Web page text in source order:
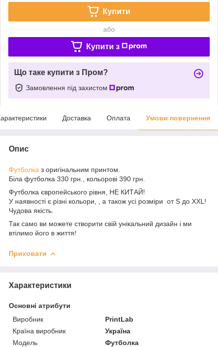
Купити
або
Купити з
Що таке купити з Пром?
Замовлення під захистом
Доставка Оплата Умови повернення
Опис
Футболка з оригінальним принтом.
Біла футболка 330 грн., кольорові 390 грн.
Футболка європейського рівня, НЕ КИТАЙ!
У наявності є різні кольори, , а також усі розміри от S до XXL!
Чудова якість.
Так само ви можете створити свій унікальний дизайн і ми
втілимо його в життя!
Приховати
Характеристики
Основні атрибути
Виробник
PrintLab
Країна виробник
Україна
Модель
Футболка